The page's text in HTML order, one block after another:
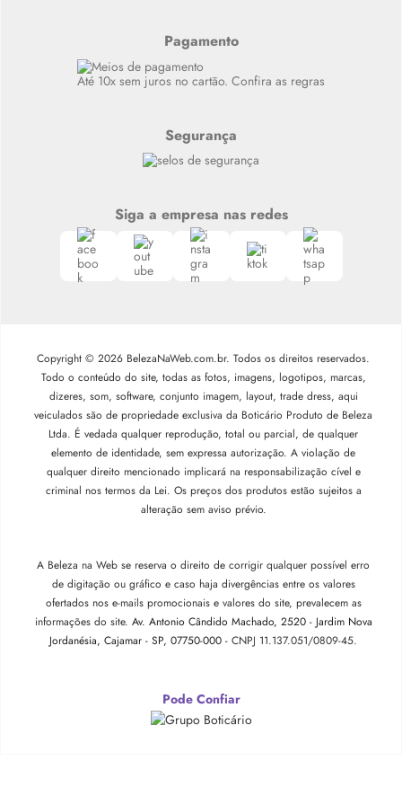
Siga nosso canal no Whatsapp
Pagamento
Até 10x sem juros no cartão. Confira as regras
Segurança
Siga a empresa nas redes
Copyright © 2026 BelezaNaWeb.com.br. Todos os direitos reservados.
Todo o conteúdo do site, todas as fotos, imagens, logotipos, marcas,
dizeres, som, software, conjunto imagem, layout, trade dress, aqui
veiculados são de propriedade exclusiva da Boticário Produto de Beleza
Ltda. É vedada qualquer reprodução, total ou parcial, de qualquer
elemento de identidade, sem expressa autorização. A violação de
qualquer direito mencionado implicará na responsabilização cível e
criminal nos termos da Lei. Os preços dos produtos estão sujeitos a
alteração sem aviso prévio.
A Beleza na Web se reserva o direito de corrigir qualquer possível erro
de digitação ou gráfico e caso haja divergências entre os valores
ofertados nos e-mails promocionais e valores do site, prevalecem as
informações do site. Av. Antonio Cândido Machado, 2520 - Jardim Nova
Jordanésia, Cajamar - SP, 07750-000 - CNPJ 11.137.051/0809-45.
Pode Confiar